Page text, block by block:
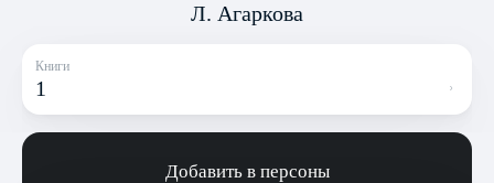
Л. Агаркова
Книги
1
Добавить в персоны